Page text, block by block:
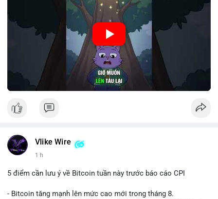
Nguồn: Cú Thông Thái
Vlike Wire
1 h
5 điểm cần lưu ý về Bitcoin tuần này trước báo cáo CPI
- Bitcoin tăng mạnh lên mức cao mới trong tháng 8.